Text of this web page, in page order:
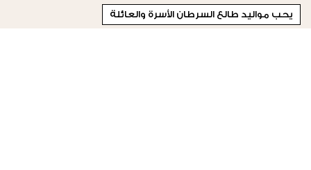
يحب مواليد طالع السرطان الأسرة والعائلة